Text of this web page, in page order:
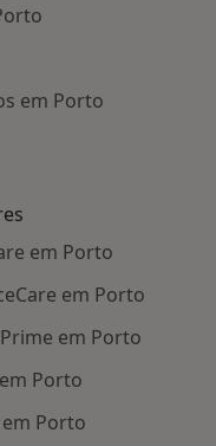
em Porto
em Porto
em Porto
em Porto
Porto
Porto